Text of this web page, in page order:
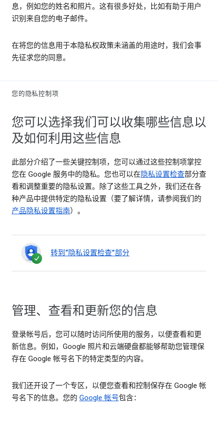
息，例如您的姓名和照片。这有很多好处，比如有助于用户
识别来自您的电子邮件。
在将您的信息用于本隐私权政策未涵盖的用途时，我们会事
先征求您的同意。
您的隐私控制项
您可以选择我们可以收集哪些信息以
及如何利用这些信息
此部分介绍了一些关键控制项，您可以通过这些控制项掌控
您在 Google 服务中的隐私。您也可以在隐私设置检查部分查
看和调整重要的隐私设置。除了这些工具之外，我们还在各
种产品中提供特定的隐私设置（要了解详情，请参阅我们的
产品隐私设置指南）。
转到“隐私设置检查”部分
管理、查看和更新您的信息
登录帐号后，您可以随时访问所使用的服务，以便查看和更
新信息。例如，Google 照片和云端硬盘都能够帮助您管理保
存在 Google 帐号名下的特定类型的内容。
我们还开设了一个专区，以便您查看和控制保存在 Google 帐
号名下的信息。您的 Google 帐号包含：